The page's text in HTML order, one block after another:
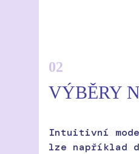
02
VÝBĚRY
Intuitivní
lze například